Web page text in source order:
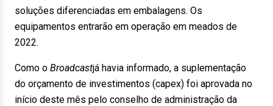
soluções diferenciadas em embalagens. Os
equipamentos entrarão em operação em meados de
2022.
Como o Broadcastjá havia informado, a suplementação
do orçamento de investimentos (capex) foi aprovada no
início deste mês pelo conselho de administração da